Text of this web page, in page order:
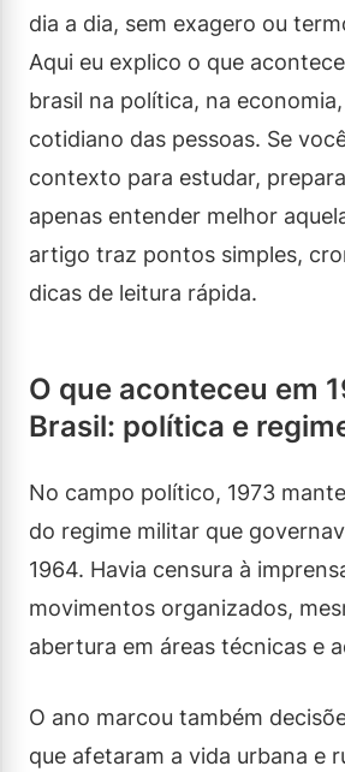
dia a dia, sem exagero ou
Aqui eu explico o que
brasil na política, na
cotidiano das pessoas. Se
contexto para estudar,
apenas entender melhor
artigo traz pontos simples,
dicas de leitura rápida.
O que aconteceu em
Brasil: política e
No campo político, 1973
do regime militar que
1964. Havia censura à
movimentos organizados,
abertura em áreas técnicas e
O ano marcou também
que afetaram a vida urbana e